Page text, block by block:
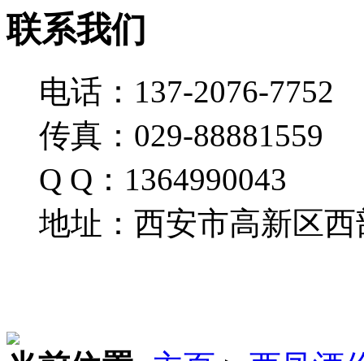
联系我们
电话：137-2076-7752
传真：029-88881559
Q Q：1364990043
地址：西安市高新区西